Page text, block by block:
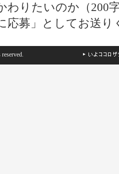
わりたいのか（200
応募」としてお送り